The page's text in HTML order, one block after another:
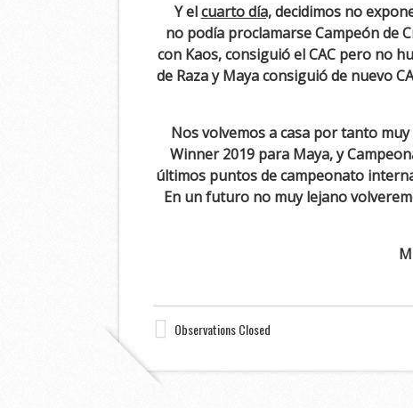
Y elcuarto día,decidimos no
no podía proclamarse Campeón de
con Kaos, consiguió el CAC pero no
de Raza y Maya consiguió de nuevo
Nos volvemos a casa por tanto
Winner 2019 para Maya, y
últimos puntos de campeonato
En un futuro no muy lejano
Observations Closed